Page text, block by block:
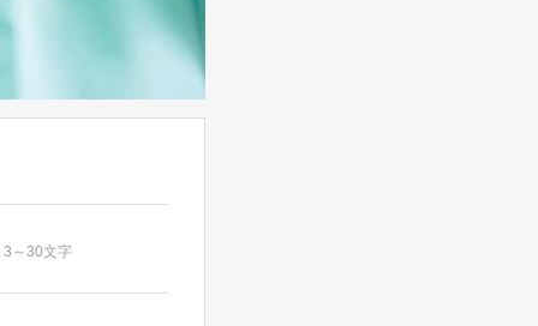
～30文字